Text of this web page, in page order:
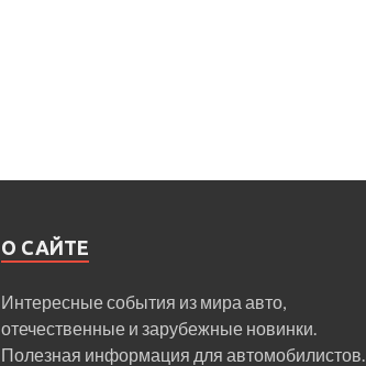
О САЙТЕ
Интересные события из мира авто,
отечественные и зарубежные новинки.
Полезная информация для автомобилистов.